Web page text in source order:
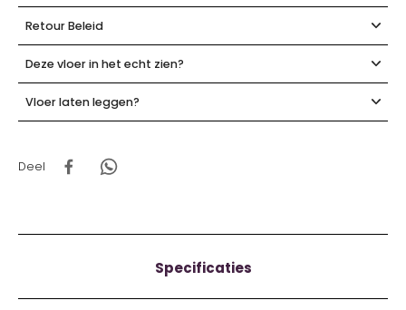
Retour Beleid
Deze vloer in het echt zien?
Vloer laten leggen?
Deel
Specificaties